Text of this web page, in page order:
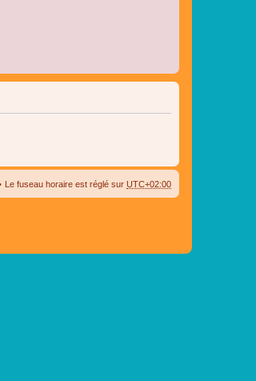
Le fuseau horaire est réglé sur UTC+02:00